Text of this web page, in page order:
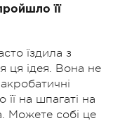
її
їздила з
ця ідея. Вона не
на шпагаті на
Можете собі це